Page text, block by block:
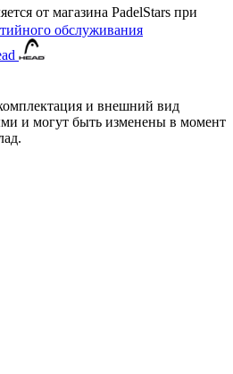
от магазина PadelStars при
обслуживания
и внешний вид
и могут быть изменены в момент